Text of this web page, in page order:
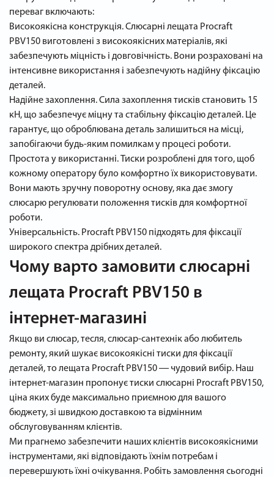
переваг включають:
Високоякісна конструкція. Слюсарні лещата Procraft
PBV150 виготовлені з високоякісних матеріалів, які
забезпечують міцність і довговічність. Вони розраховані на
інтенсивне використання і забезпечують надійну фіксацію
деталей.
Надійне захоплення. Сила захоплення тисків становить 15
кН, що забезпечує міцну та стабільну фіксацію деталей. Це
гарантує, що оброблювана деталь залишиться на місці,
запобігаючи будь-яким помилкам у процесі роботи.
Простота у використанні. Тиски розроблені для того, щоб
кожному оператору було комфортно їх використовувати.
Вони мають зручну поворотну основу, яка дає змогу
слюсарю регулювати положення тисків для комфортної
роботи.
Універсальність. Procraft PBV150 підходять для фіксації
широкого спектра дрібних деталей.
Чому варто замовити слюсарні
лещата Procraft PBV150 в
інтернет-магазині
Якщо ви слюсар, тесля, слюсар-сантехнік або любитель
ремонту, який шукає високоякісні тиски для фіксації
деталей, то лещата Procraft PBV150 ― чудовий вибір. Наш
інтернет-магазин пропонує тиски слюсарні Procraft PBV150,
ціна яких буде максимально приємною для вашого
бюджету, зі швидкою доставкою та відмінним
обслуговуванням клієнтів.
Ми прагнемо забезпечити наших клієнтів високоякісними
інструментами, які відповідають їхнім потребам і
перевершують їхні очікування. Робіть замовлення сьогодні